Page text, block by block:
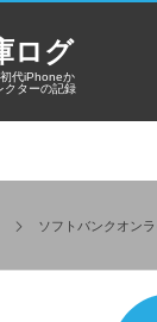
ログ
代iPhoneか
クターの記録
ソフトバンクオン